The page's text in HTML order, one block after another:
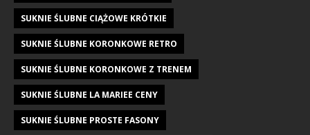
SUKNIE ŚLUBNE CIĄŻOWE KRÓTKIE
SUKNIE ŚLUBNE KORONKOWE RETRO
SUKNIE ŚLUBNE KORONKOWE Z TRENEM
SUKNIE ŚLUBNE LA MARIEE CENY
SUKNIE ŚLUBNE PROSTE FASONY